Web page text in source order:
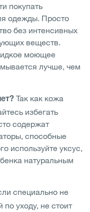
покупать
одежды. Просто
без интенсивных
веществ.
моющее
лучше, чем
Так как кожа
избегать
содержат
способные
используйте уксус,
натуральным
специально не
по уходу, не стоит